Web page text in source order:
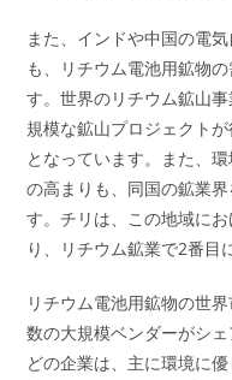
また、インドや中国の電
も、リチウム電池用鉱物
す。世界のリチウム鉱山
規模な鉱山プロジェクト
となっています。また、
の高まりも、同国の鉱業
す。チリは、この地域に
り、リチウム鉱業で2番目
リチウム電池用鉱物の世
数の大規模ベンダーがシ
どの企業は、主に環境に